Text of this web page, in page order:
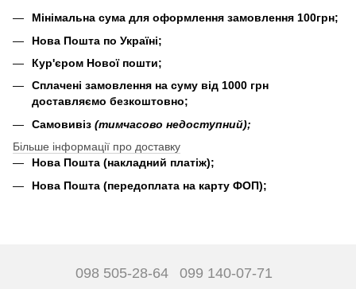
Мінімальна сума для оформлення замовлення 100грн;
Нова Пошта по Україні;
Кур'єром Нової пошти;
Сплачені замовлення на суму від 1000 грн
доставляємо безкоштовно;
Самовивіз (тимчасово недоступний);
Більше інформації про доставку
Нова Пошта (накладний платіж);
Нова Пошта (передоплата на карту ФОП);
098 505-28-64 099 140-07-71